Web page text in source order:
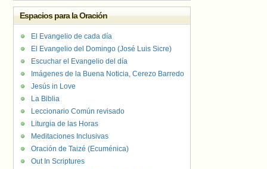
Espacios para la Oración
El Evangelio de cada día
El Evangelio del Domingo (José Luis Sicre)
Escuchar el Evangelio del día
Imágenes de la Buena Noticia, Cerezo Barredo
Jesús in Love
La Biblia
Leccionario Común revisado
Liturgia de las Horas
Meditaciones Inclusivas
Oración de Taizé (Ecuménica)
Out In Scriptures